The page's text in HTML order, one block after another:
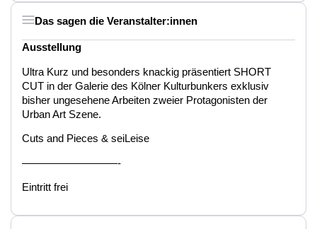
Das sagen die Veranstalter:innen
Ausstellung
Ultra Kurz und besonders knackig präsentiert SHORT
CUT in der Galerie des Kölner Kulturbunkers exklusiv
bisher ungesehene Arbeiten zweier Protagonisten der
Urban Art Szene.
Cuts and Pieces & seiLeise
—————————-
Eintritt frei